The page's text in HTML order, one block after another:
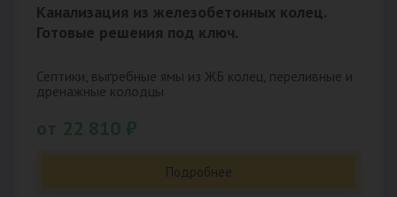
Канализация из железобетонных колец.
Готовые решения под ключ.
Септики, выгребные ямы из ЖБ колец, переливные и
дренажные колодцы
Подробнее